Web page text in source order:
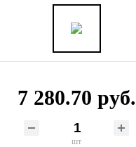
7 280.70 руб.
шт